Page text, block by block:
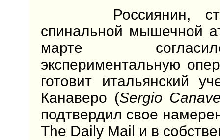
Россиянин,
спинальной мышечной
марте
экспериментальную
готовит итальянский
Канаверо (Sergio
подтвердил свое
The Daily Mail и в